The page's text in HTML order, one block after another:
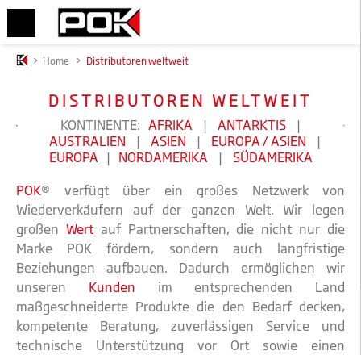
> Home > Distributoren weltweit
DISTRIBUTOREN WELTWEIT
KONTINENTE: AFRIKA | ANTARKTIS
|
AUSTRALIEN
| ASIEN | EUROPA / ASIEN
|
EUROPA | NORDAMERIKA | SÜDAMERIKA
POK® verfügt über ein großes Netzwerk von
Wiederverkäufern auf der ganzen Welt. Wir legen
großen Wertauf Partnerschaften, die nicht nur die
Marke POK fördern, sondern auch langfristige
Beziehungen aufbauen. Dadurch ermöglichen wir
unseren Kunden im entsprechenden Land
maßgeschneiderte Produkte die den Bedarf decken,
kompetente Beratung, zuverlässigen Service und
technische Unterstützung vor Ort sowie einen